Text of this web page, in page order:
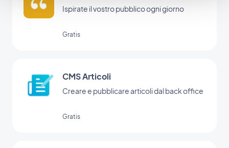
Ispirate il vostro pubblico ogni giorno
Gratis
CMS Articoli
Creare e pubblicare articoli dal back office
Gratis